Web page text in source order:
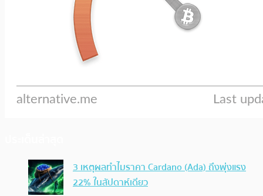
3 เหตุผลทำไมราคา Cardano (Ada) ถึงพุ่งแรง
22% ในสัปดาห์เดียว